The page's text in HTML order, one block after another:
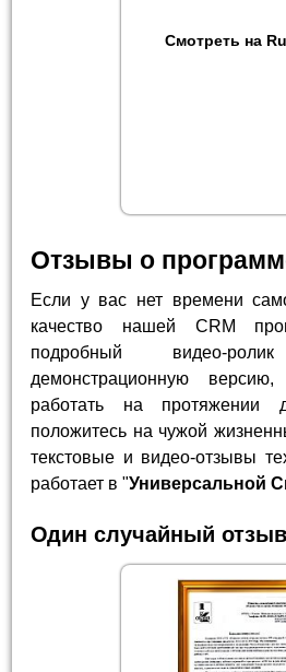
Смотреть на
Отзывы о
Если у вас нет времени
качество нашей CRM
подробный видео-
демонстрационную
работать на протяжении
положитесь на чужой
текстовые и видео-отзывы
работает в "Универсальной
Один случайный отзыв